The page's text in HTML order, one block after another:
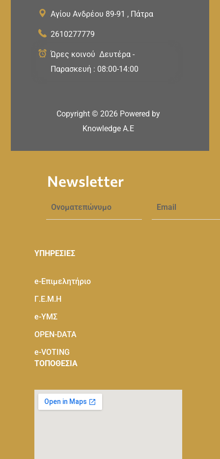
Αγίου Ανδρέου 89-91 , Πάτρα
2610277779
Ώρες κοινού Δευτέρα -
Παρασκευή : 08:00-14:00
Copyright © 2026 Powered by
Knowledge A.E
Newsletter
ΥΠΗΡΕΣΙΕΣ
e-Eπιμελητήριο
Γ.Ε.Μ.Η
e-ΥΜΣ
OPEN-DATA
e-VOTING
ΤΟΠΟΘΕΣΙΑ